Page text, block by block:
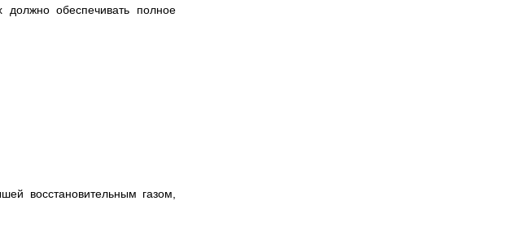
должно обеспечивать полное
восстановительным газом,